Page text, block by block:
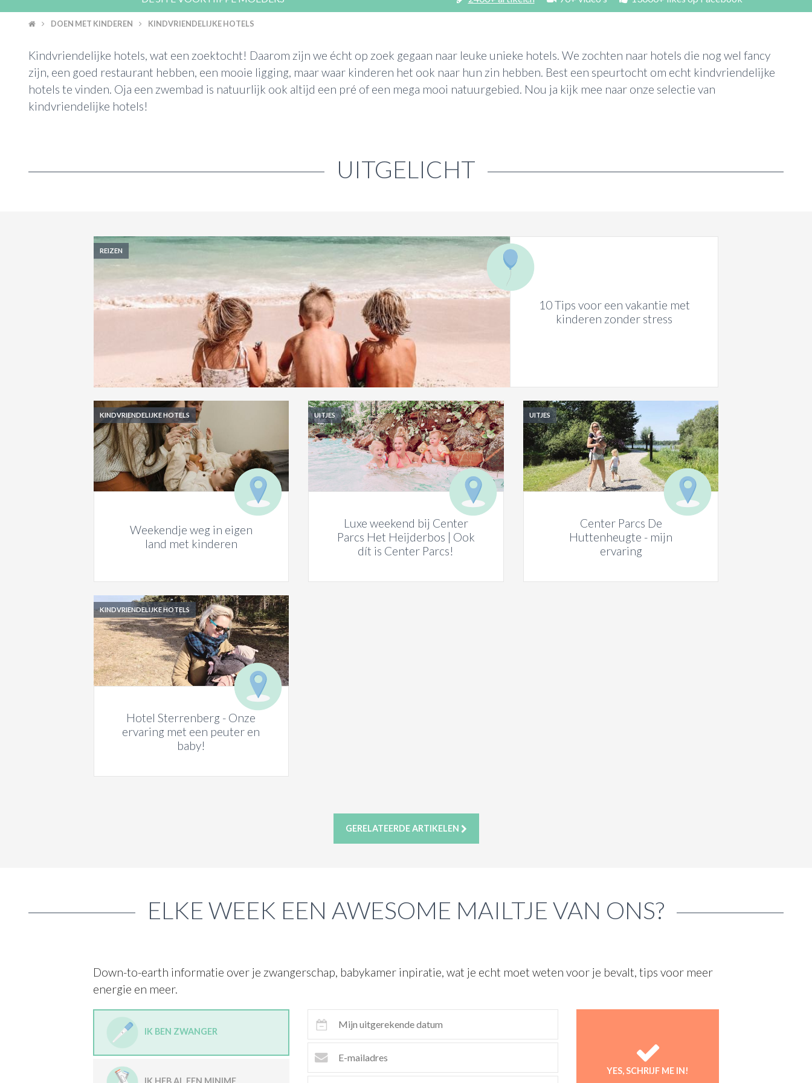
DOEN MET KINDEREN KINDVRIENDELIJKE HOTELS
Kindvriendelijke hotels, wat een zoektocht! Daarom zijn we écht op zoek gegaan naar leuke unieke hotels. We zochten naar hotels die nog wel fancy
zijn, een goed restaurant hebben, een mooie ligging, maar waar kinderen het ook naar hun zin hebben. Best een speurtocht om echt kindvriendelijke
hotels te vinden. Oja een zwembad is natuurlijk ook altijd een pré of een mega mooi natuurgebied. Nou ja kijk mee naar onze selectie van
kindvriendelijke hotels!
UITGELICHT
REIZEN
10 Tips voor een vakantie met
kinderen zonder stress
KINDVRIENDELIJKE HOTELS
Weekendje weg in eigen
land met kinderen
UITJES
Luxe weekend bij Center
Parcs Het Heijderbos | Ook
dít is Center Parcs!
UITJES
Center Parcs De
Huttenheugte - mijn
ervaring
KINDVRIENDELIJKE HOTELS
Hotel Sterrenberg - Onze
ervaring met een peuter en
baby!
GERELATEERDE ARTIKELEN
ELKE WEEK EEN AWESOME MAILTJE VAN ONS?
Down-to-earth informatie over je zwangerschap, babykamer inpiratie, wat je echt moet weten voor je bevalt, tips voor meer
energie en meer.
IK BEN ZWANGER
IK HEB AL EEN MINIME
YES, SCHRIJF ME IN!